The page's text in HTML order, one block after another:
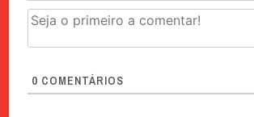
0 COMENTÁRIOS